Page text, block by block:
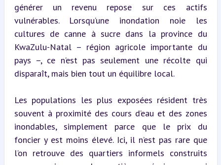
générer un revenu repose sur ces actifs
vulnérables. Lorsqu’une inondation noie les
cultures de canne à sucre dans la province du
KwaZulu-Natal – région agricole importante du
pays –, ce n’est pas seulement une récolte qui
disparaît, mais bien tout un équilibre local.
Les populations les plus exposées résident très
souvent à proximité des cours d’eau et des zones
inondables, simplement parce que le prix du
foncier y est moins élevé. Ici, il n’est pas rare que
l’on retrouve des quartiers informels construits